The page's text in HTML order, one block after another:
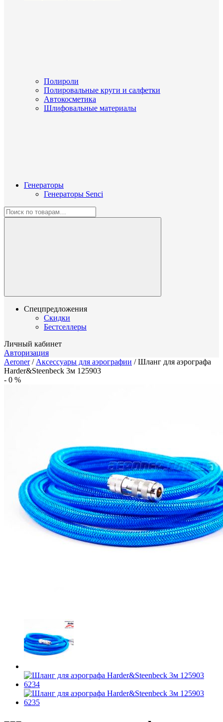
Полироли
Полировальные круги и салфетки
Автокосметика
Шлифовальные материалы
Генераторы
Генераторы Senci
Спецпредложения
Скидки
Бестселлеры
Личный кабинет
Авторизация
Aeroner/ Аксессуары для аэрографии /Шланг для аэрографа
Harder&Steenbeck 3м 125903
- 0 %